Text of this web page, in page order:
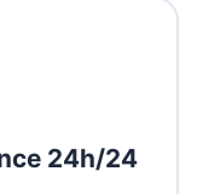
24h/24